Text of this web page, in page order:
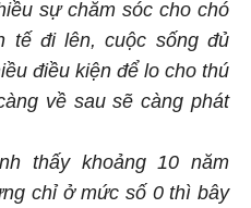
sự chăm sóc cho chó
tế đi lên, cuộc sống đủ
điều kiện để lo cho thú
về sau sẽ càng phát
thấy khoảng 10 năm
chỉ ở mức số 0 thì bây